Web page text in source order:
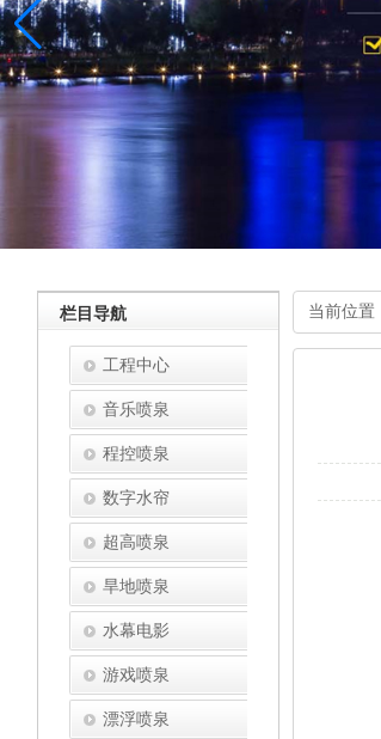
栏目导航
工程中心
音乐喷泉
程控喷泉
数字水帘
超高喷泉
旱地喷泉
水幕电影
游戏喷泉
漂浮喷泉
当前位置